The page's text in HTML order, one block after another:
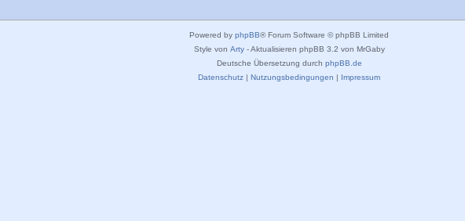
Powered by phpBB® Forum Software © phpBB Limited
Style von Arty- Aktualisieren phpBB 3.2 von MrGaby
Deutsche Übersetzung durch phpBB.de
Datenschutz
Nutzungsbedingungen Impressum